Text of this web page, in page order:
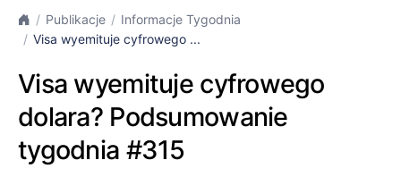
Publikacje
Informacje Tygodnia
Visa wyemituje cyfrowego ...
Visa wyemituje cyfrowego
dolara? Podsumowanie
tygodnia #315